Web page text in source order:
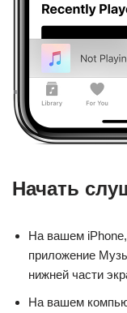
Начать
На вашем
приложение
нижней части
На вашем